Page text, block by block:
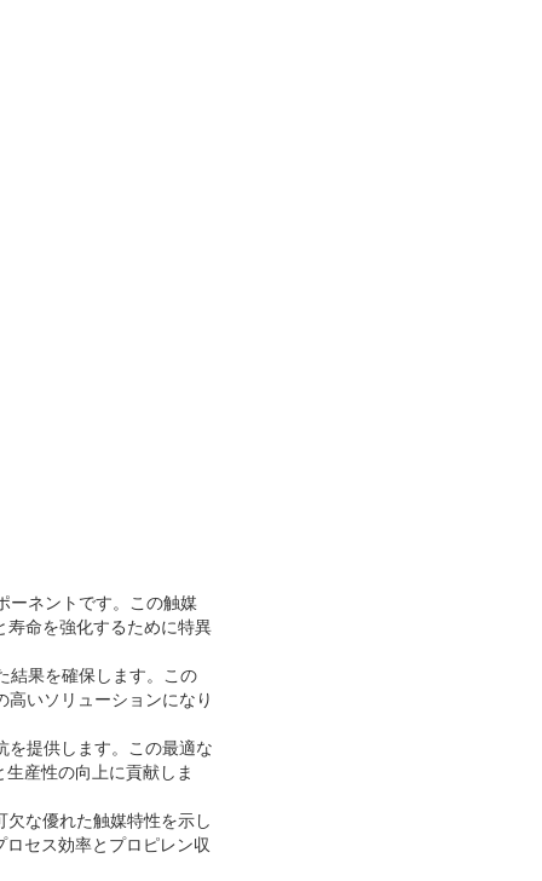
ーネントです。この触媒
寿命を強化するために特異
結果を確保します。この
いソリューションになり
を提供します。この最適な
産性の向上に貢献しま
な優れた触媒特性を示し
セス効率とプロピレン収